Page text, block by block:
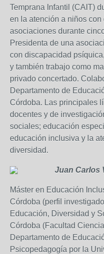
Temprana Infantil (CAIT)
en la atención a niños
asociaciones durante
Presidenta de una
con discapacidad
y también trabajo como
privado concertado.
Departamento de
Córdoba. Las principales
docentes y de
sociales; educación
educación inclusiva y la
diversidad.
Juan Carlos
Máster en Educación
Córdoba (perfil
Educación, Diversidad y
Córdoba (Facultad
Departamento de
Psicopedagogía por la